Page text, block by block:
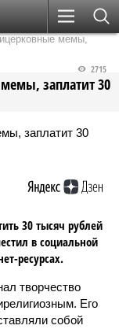
мемы,
заплатит 30
2715
30 тысяч рублей
в социальной
ресурсах.
творчество
Его
собой